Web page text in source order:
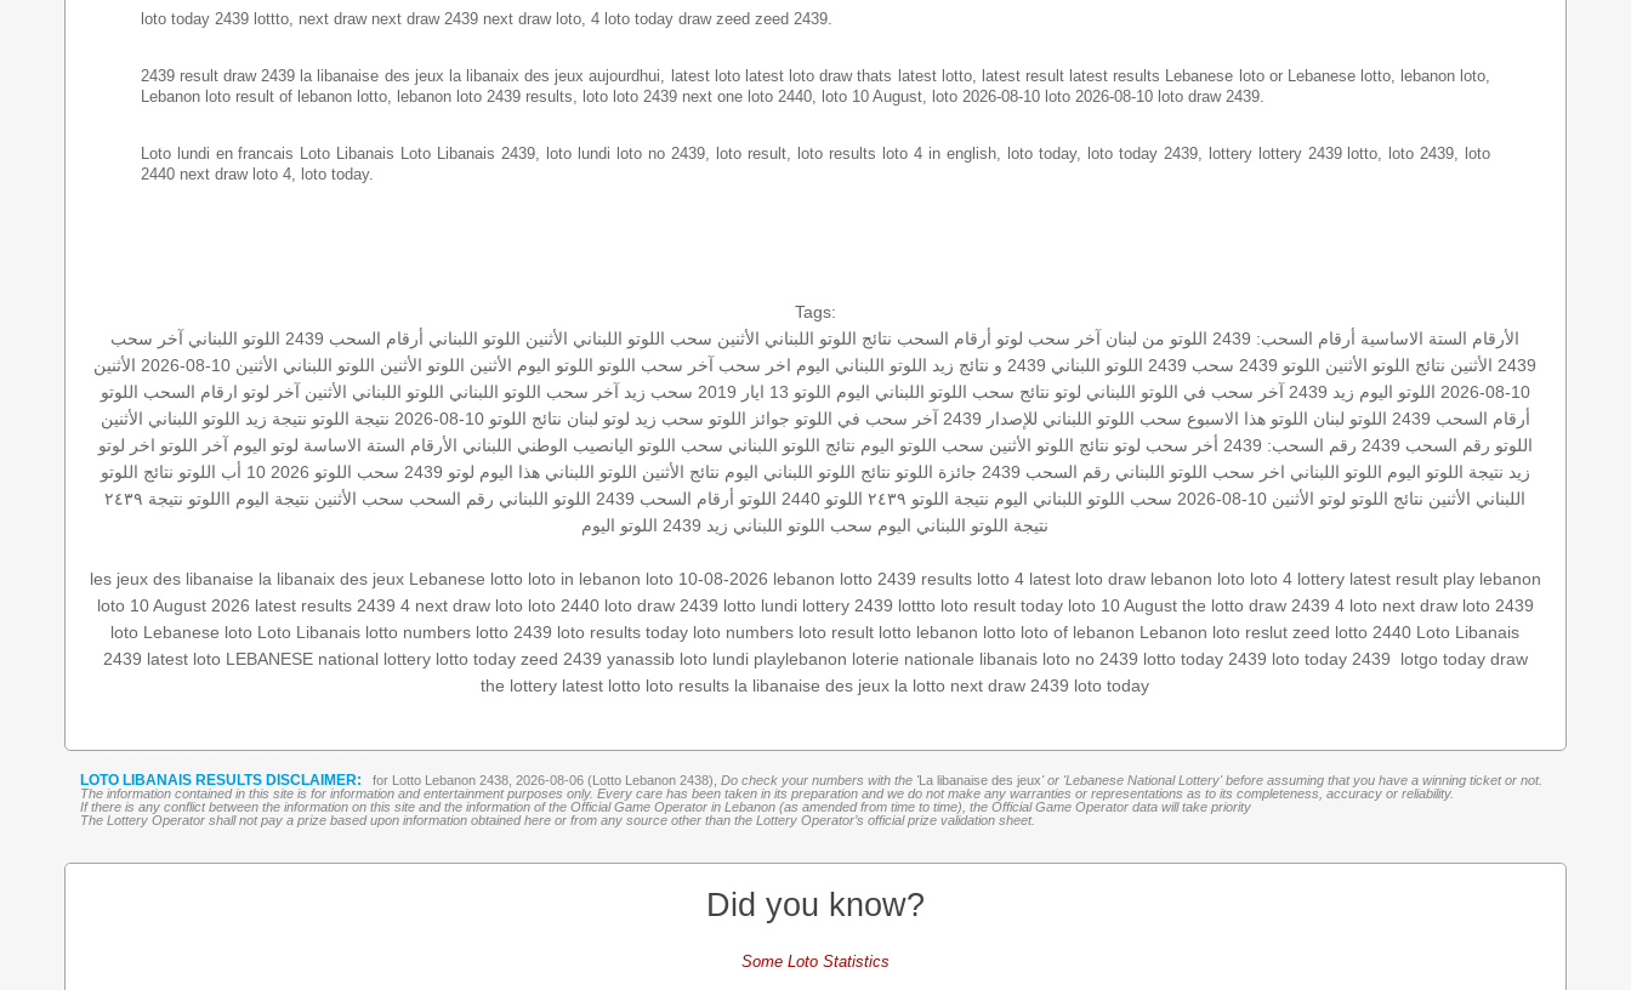
loto today 2439 lottto, next draw next draw 2439 next draw loto, 4 loto today draw zeed zeed 2439.
2439 result draw 2439 la libanaise des jeux la libanaix des jeux aujourdhui, latest loto latest loto draw thats latest lotto, latest result latest results Lebanese loto or Lebanese lotto, lebanon loto,
Lebanon loto result of lebanon lotto, lebanon loto 2439 results, loto loto 2439 next one loto 2440, loto 10 August, loto 2026-08-10 loto 2026-08-10 loto draw 2439.
Loto lundi en francais Loto Libanais Loto Libanais 2439, loto lundi loto no 2439, loto result, loto results loto 4 in english, loto today, loto today 2439, lottery lottery 2439 lotto, loto 2439, loto
2440 next draw loto 4, loto today.
Tags:
الأرقام الستة الاساسية أرقام السحب: 2439 اللوتو من لبنان آخر سحب لوتو أرقام السحب نتائج اللوتو اللبناني الأثنين سحب اللوتو اللبناني الأثنين اللوتو اللبناني أرقام السحب 2439 اللوتو اللبناني آخر سحب
2439 الأثنين
نتائج اللوتو الأثنين اللوتو 2439 سحب 2439 اللوتو اللبناني 2439 و نتائج زيد اللوتو اللبناني اليوم اخر سحب آخر سحب اللوتو اللوتو اليوم الأثنين اللوتو الأثنين اللوتو اللبناني الأثنين 10-08-2026
الأثنين
10-08-2026
اللوتو اليوم زيد 2439 آخر سحب في اللوتو اللبناني لوتو نتائج سحب اللوتو اللبناني اليوم اللوتو 13 ايار 2019 سحب زيد آخر سحب اللوتو اللبناني اللوتو اللبناني الأثنين آخر لوتو ارقام السحب اللوتو
أرقام السحب 2439
اللوتو لبنان اللوتو هذا الاسبوع سحب اللوتو اللبناني للإصدار 2439 آخر سحب في اللوتو جوائز اللوتو سحب زيد لوتو لبنان نتائج اللوتو 10-08-2026 نتيجة اللوتو نتيجة زيد اللوتو اللبناني الأثنين
اللوتو رقم السحب 2439
رقم السحب: 2439 أخر سحب لوتو نتائج اللوتو الأثنين سحب اللوتو اليوم نتائج اللوتو اللبناني سحب اللوتو اليانصيب الوطني اللبناني الأرقام الستة الاساسة لوتو اليوم آخر اللوتو اخر لوتو
زيد نتيجة اللوتو اليوم اللوتو اللبناني اخر سحب اللوتو اللبناني رقم السحب 2439 جائزة اللوتو نتائج اللوتو اللبناني اليوم نتائج الأثنين اللوتو اللبناني هذا اليوم لوتو 2439 سحب اللوتو 2026 10 أب اللوتو نتائج اللوتو
اللبناني الأثنين نتائج اللوتو لوتو الأثنين 10-08-2026 سحب اللوتو اللبناني اليوم نتيجة اللوتو ٢٤٣٩ اللوتو 2440 اللوتو أرقام السحب 2439 اللوتو اللبناني رقم السحب سحب الأثنين نتيجة اليوم االلوتو نتيجة ٢٤٣٩
نتيجة اللوتو اللبناني اليوم سحب اللوتو اللبناني زيد 2439 اللوتو اليوم
les jeux des libanaise la libanaix des jeux Lebanese lotto loto in lebanon loto 10-08-2026 lebanon lotto 2439 results lotto 4 latest loto draw lebanon loto loto 4 lottery latest result play lebanon
loto 10 August 2026 latest results 2439 4 next draw loto loto 2440 loto draw 2439 lotto lundi lottery 2439 lottto loto result today loto 10 August the lotto draw 2439 4 loto next draw loto 2439
loto Lebanese loto Loto Libanais lotto numbers lotto 2439 loto results today loto numbers loto result lotto lebanon lotto loto of lebanon Lebanon loto reslut zeed lotto 2440 Loto Libanais
2439 latest loto LEBANESE national lottery lotto today zeed 2439 yanassib loto lundi playlebanon loterie nationale libanais loto no 2439 lotto today 2439 loto today 2439 lotgo today draw
the lottery latest lotto loto results la libanaise des jeux la lotto next draw 2439 loto today
LOTO LIBANAIS RESULTS DISCLAIMER: for Lotto Lebanon 2438, 2026-08-06 (Lotto Lebanon 2438), Do check your numbers with the 'La libanaise des jeux' or 'Lebanese National Lottery' before assuming that you have a winning ticket or not.
The information contained in this site is for information and entertainment purposes only. Every care has been taken in its preparation and we do not make any warranties or representations as to its completeness, accuracy or reliability.
If there is any conflict between the information on this site and the information of the Official Game Operator in Lebanon (as amended from time to time), the Official Game Operator data will take priority
The Lottery Operator shall not pay a prize based upon information obtained here or from any source other than the Lottery Operator’s official prize validation sheet.
Did you know?
Some Loto Statistics